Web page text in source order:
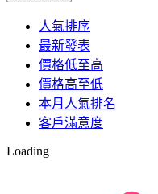
人氣排序
最新發表
價格低至高
價格高至低
本月人氣排名
客戶滿意度
Loading